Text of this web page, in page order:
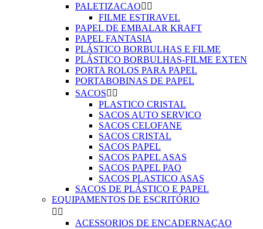
PALETIZACAO 
FILME ESTIRAVEL
PAPEL DE EMBALAR KRAFT
PAPEL FANTASIA
PLÁSTICO BORBULHAS E FILME
PLÁSTICO BORBULHAS-FILME EXTEN
PORTA ROLOS PARA PAPEL
PORTABOBINAS DE PAPEL
SACOS 
PLASTICO CRISTAL
SACOS AUTO SERVICO
SACOS CELOFANE
SACOS CRISTAL
SACOS PAPEL
SACOS PAPEL ASAS
SACOS PAPEL PAO
SACOS PLASTICO ASAS
SACOS DE PLÁSTICO E PAPEL
EQUIPAMENTOS DE ESCRITÓRIO
 
ACESSORIOS DE ENCADERNAÇAO